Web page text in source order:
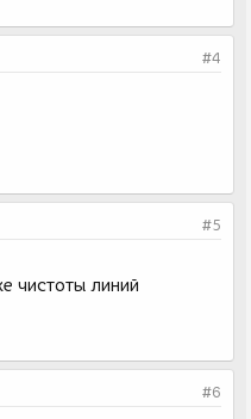
#4
#5
чистоты линий
#6